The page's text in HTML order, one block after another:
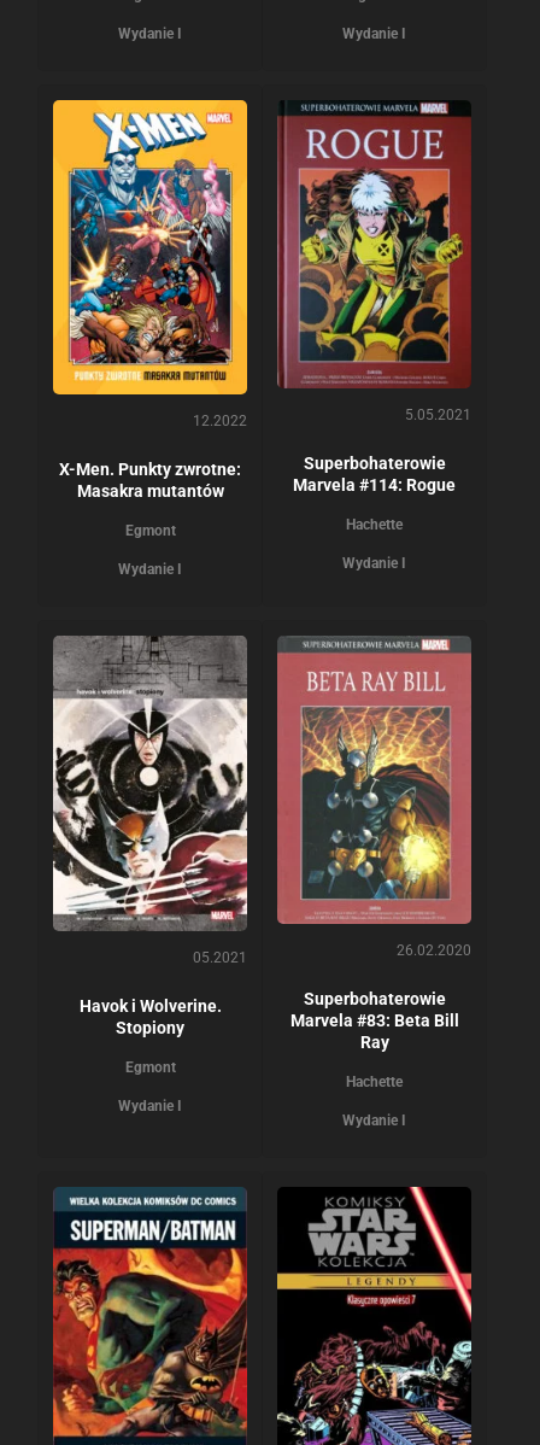
Wydanie I Wydanie I
12.2022
X-Men. Punkty zwrotne:
Masakra mutantów
Egmont
Wydanie I
5.05.2021
Superbohaterowie
Marvela #114: Rogue
Hachette
Wydanie I
05.2021
Havok i Wolverine.
Stopiony
Egmont
Wydanie I
26.02.2020
Superbohaterowie
Marvela #83: Beta Bill
Ray
Hachette
Wydanie I